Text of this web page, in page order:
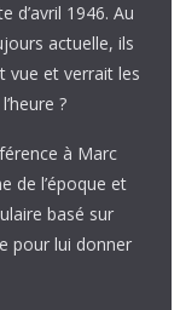
d’avril 1946. Au
actuelle, ils
vue et verrait les
?
à Marc
de l’époque et
basé sur
pour lui donner